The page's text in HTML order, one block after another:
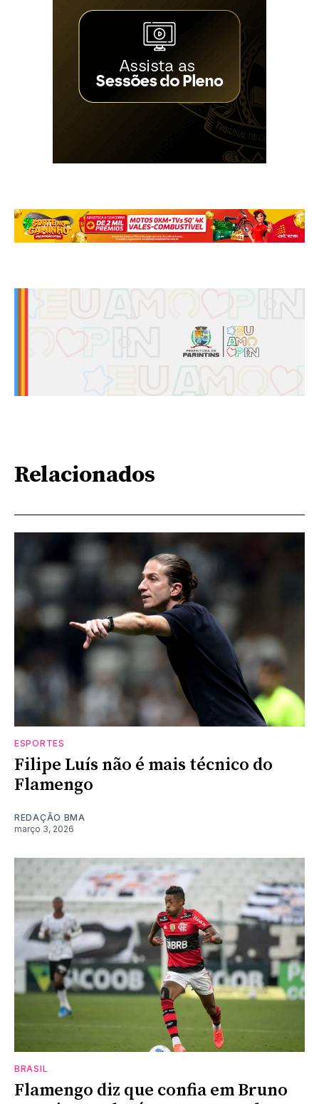
Relacionados
ESPORTES
Filipe Luís não é mais técnico do
Flamengo
REDAÇÃO BMA
março 3, 2026
BRASIL
Flamengo diz que confia em Bruno